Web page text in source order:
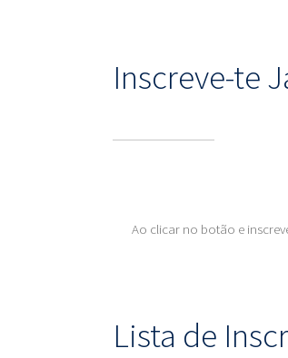
Inscreve-te
Ao clicar no botão e
Lista de